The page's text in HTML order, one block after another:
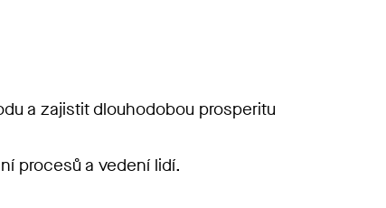
a zajistit dlouhodobou prosperitu
procesů a vedení lidí.